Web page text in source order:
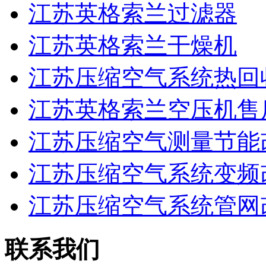
江苏英格索兰过滤器
江苏英格索兰干燥机
江苏压缩空气系统热回
江苏英格索兰空压机
江苏压缩空气测量节能
江苏压缩空气系统变频
江苏压缩空气系统管网
联系我们